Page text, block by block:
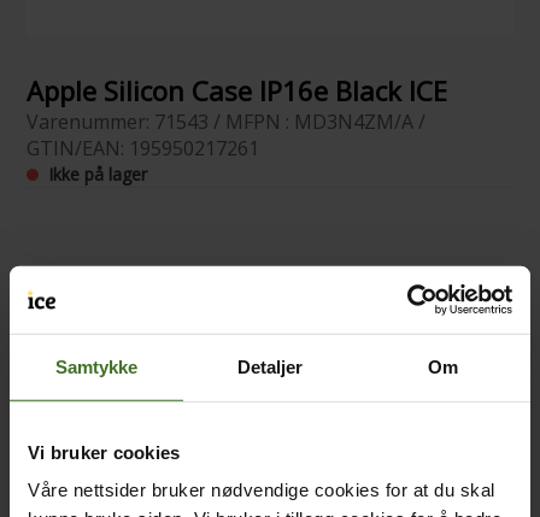
Samtykke Detaljer Om
Vi bruker cookies
Våre nettsider bruker nødvendige cookies for at du skal
Apple Silicon Case IP16e Black ICE
Varenummer: 71543 / MFPN : MD3N4ZM/A /
GTIN/EAN: 195950217261
Ikke på lager